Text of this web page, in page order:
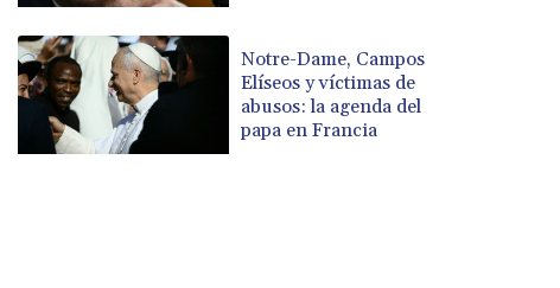
Notre-Dame, Campos
Elíseos y víctimas de
abusos: la agenda del
papa en Francia